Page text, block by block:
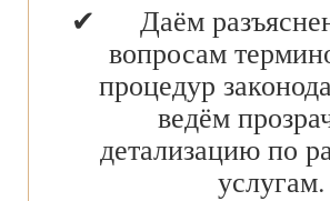
Даём
вопросам
процедур
ведём
детализацию по
услугам.